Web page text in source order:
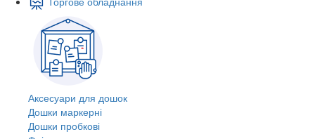
Аксесуари для дошок
Дошки маркерні
Дошки пробкові